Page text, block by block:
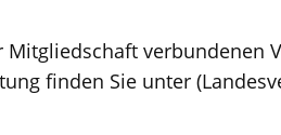
verbundenen
finden Sie unter